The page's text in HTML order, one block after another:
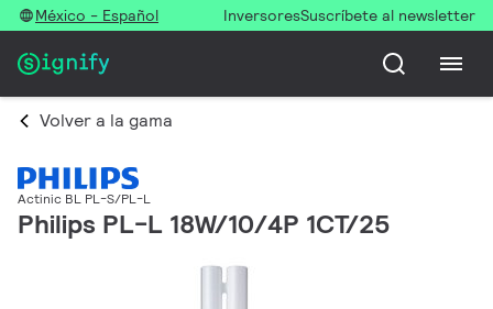
México - Español InversoresSuscríbete al newsletter
Volver a la gama
Actinic BL PL-S/PL-L
Philips PL-L 18W/10/4P 1CT/25